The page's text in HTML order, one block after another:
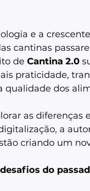
e a
cantinas
de Cantina 2.0
praticidade,
qualidade dos
as diferenças
a
criando um
do